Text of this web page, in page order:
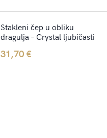
Stakleni čep u obliku
dragulja – Crystal ljubičasti
31,70€